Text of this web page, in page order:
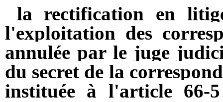
la rectification en
l'exploitation des
annulée par le juge
du secret de la
instituée à l'article